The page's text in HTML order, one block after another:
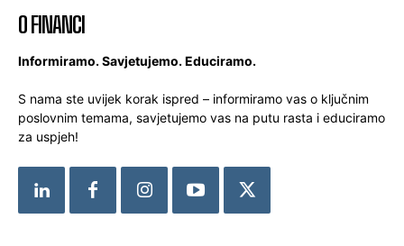
O FINANCI
Informiramo. Savjetujemo. Educiramo.
S nama ste uvijek korak ispred – informiramo vas o ključnim
poslovnim temama, savjetujemo vas na putu rasta i educiramo
za uspjeh!